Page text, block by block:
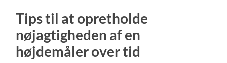
Tips til at opretholde
nøjagtigheden af en
højdemåler over tid